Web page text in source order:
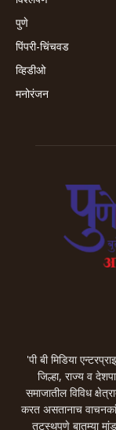
पुणे
पिंपरी-चिंचवड
व्हिडीओ
मनोरंजन
'पी बी मिडिया
जिल्हा, राज्य व
समाजातील विविध
करत असतानाच
तटस्थपणे बातम्या